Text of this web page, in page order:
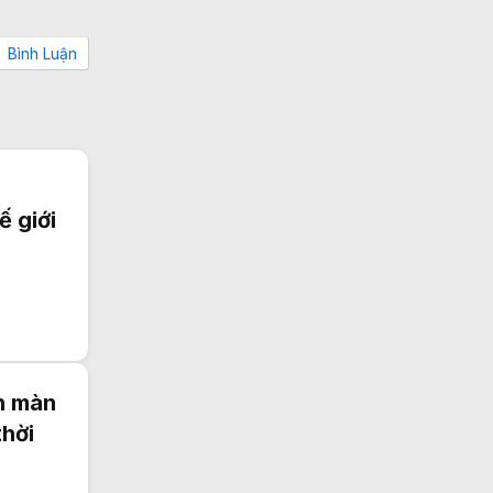
Bình Luận
giới
màn